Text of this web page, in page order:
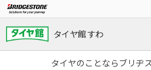
タイヤ館 すわ
タイヤのことならブリヂ